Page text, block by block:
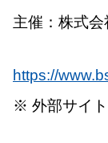
主催：株式
https://
※ 外部サイ